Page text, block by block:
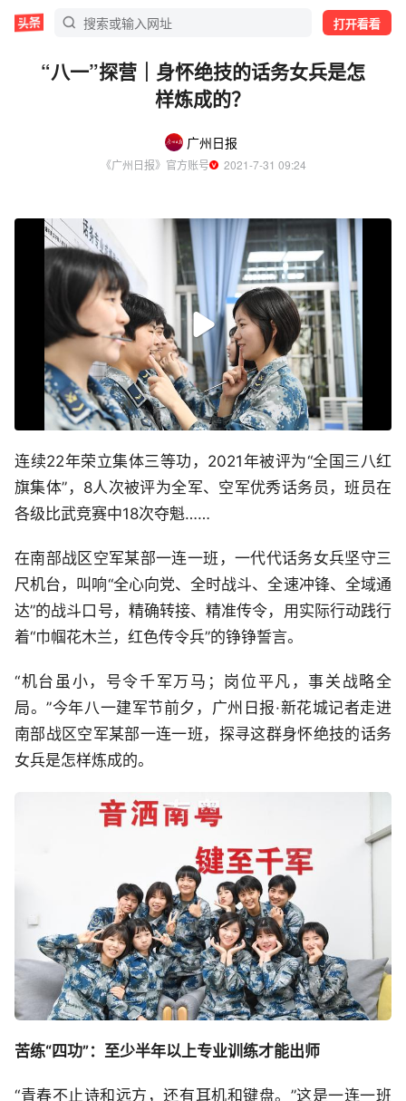
打开看看
“八一”探营｜身怀绝技的话务女兵是怎
样炼成的？
广州日报
《广州日报》官方账号
  2021-7-31 09:24
连续22年荣立集体三等功，2021年被评为“全国三八红
旗集体”，8人次被评为全军、空军优秀话务员，班员在
各级比武竞赛中18次夺魁……
在南部战区空军某部一连一班，一代代话务女兵坚守三
尺机台，叫响“全心向党、全时战斗、全速冲锋、全域通
达”的战斗口号，精确转接、精准传令，用实际行动践行
着“巾帼花木兰，红色传令兵”的铮铮誓言。
“机台虽小，号令千军万马；岗位平凡，事关战略全
局。”今年八一建军节前夕，广州日报·新花城记者走进
南部战区空军某部一连一班，探寻这群身怀绝技的话务
女兵是怎样炼成的。
苦练“四功”：至少半年以上专业训练才能出师
“青春不止诗和远方，还有耳机和键盘。”这是一连一班